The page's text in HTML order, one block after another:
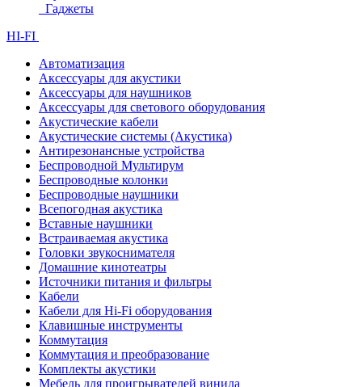
Гаджеты
HI-FI
Автоматизация
Аксессуары для акустики
Аксессуары для наушников
Аксессуары для светового оборудования
Акустические кабели
Акустические системы (Акустика)
Антирезонансные устройства
Беспроводной Мультирум
Беспроводные колонки
Беспроводные наушники
Всепогодная акустика
Вставные наушники
Встраиваемая акустика
Головки звукоснимателя
Домашние кинотеатры
Источники питания и фильтры
Кабели
Кабели для Hi-Fi оборудования
Клавишные инструменты
Коммутация
Коммутация и преобразование
Комплекты акустики
Мебель для проигрывателей винила